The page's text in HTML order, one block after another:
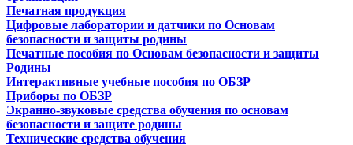
Печатная продукция
Цифровые лаборатории и датчики по Основам
безопасности и защиты родины
Печатные пособия по Основам безопасности и защиты
Родины
Интерактивные учебные пособия по ОБЗР
Приборы по ОБЗР
Экранно-звуковые средства обучения по основам
безопасности и защите родины
Технические средства обучения